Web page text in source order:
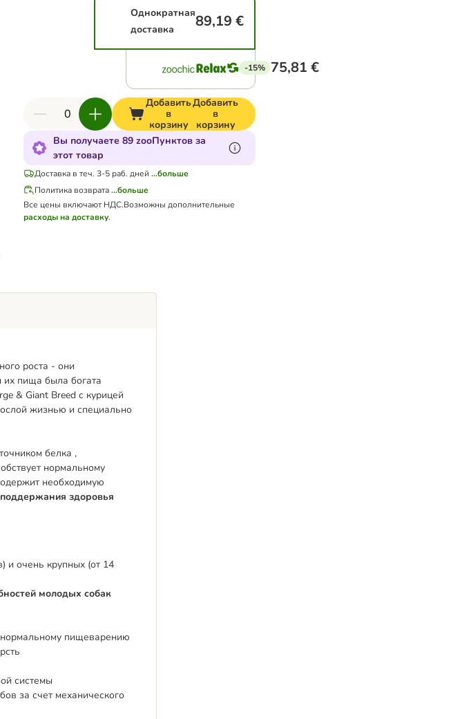
Однократная
доставка
89,19 €
-15% 75,81 €
Добавить
в
корзину
Добавить
в
корзину
Вы получаете 89 zooПунктов за
этот товар
Доставка в теч. 3-5 раб. дней ...больше
Политика возврата...больше
Все цены включают НДС.Возможны дополнительные
расходы на доставку.
роста - они
их пища была богата
& Giant Breed с курицей
жизнью и специально
белка ,
нормальному
необходимую
здоровья
и очень крупных (от 14
молодых собак
пищеварению
системы
за счет механического